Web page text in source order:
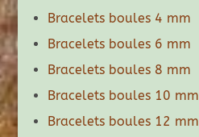
Bracelets boules 4 mm
Bracelets boules 6 mm
Bracelets boules 8 mm
Bracelets boules 10 mm
Bracelets boules 12 mm